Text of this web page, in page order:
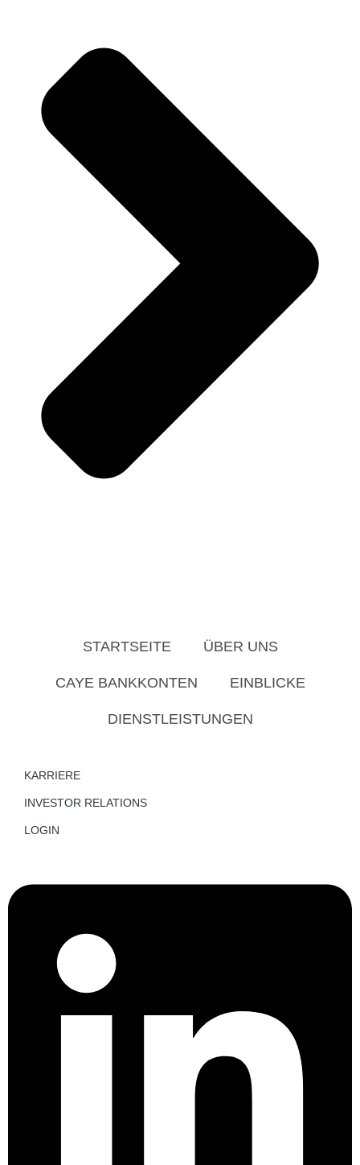
STARTSEITE ÜBER UNS
CAYE BANKKONTEN EINBLICKE
DIENSTLEISTUNGEN
KARRIERE
INVESTOR RELATIONS
LOGIN